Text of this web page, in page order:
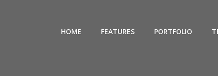
HOME FEATURES PORTFOLIO